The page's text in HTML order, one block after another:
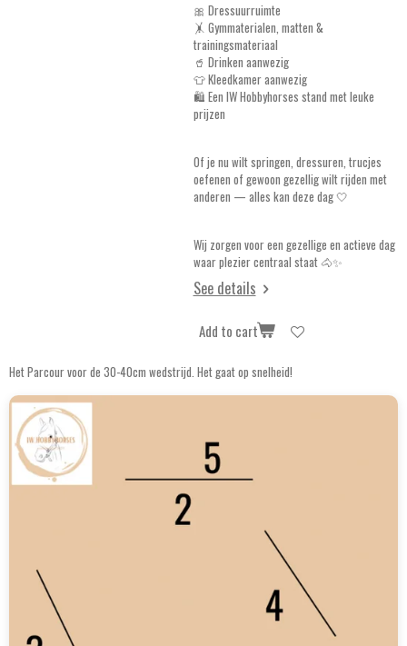
🎀 Dressuurruimte
🤸 Gymmaterialen, matten &
trainingsmateriaal
🥤 Drinken aanwezig
👕 Kleedkamer aanwezig
🛍️ Een IW Hobbyhorses stand met leuke
prijzen
Of je nu wilt springen, dressuren, trucjes
oefenen of gewoon gezellig wilt rijden met
anderen — alles kan deze dag 🤍
Wij zorgen voor een gezellige en actieve dag
waar plezier centraal staat 🐴✨
See details
Add to cart
Het Parcour voor de 30-40cm wedstrijd. Het gaat op snelheid!